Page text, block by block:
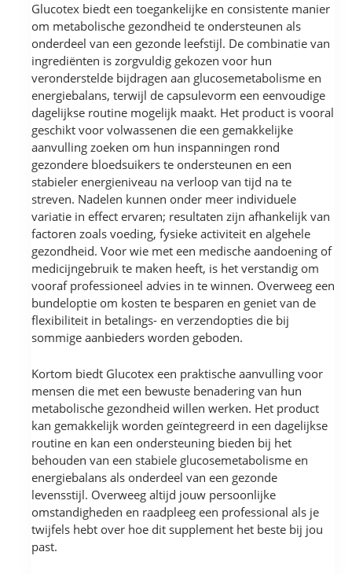
Glucotex biedt een toegankelijke en consistente manier
om metabolische gezondheid te ondersteunen als
onderdeel van een gezonde leefstijl. De combinatie van
ingrediënten is zorgvuldig gekozen voor hun
veronderstelde bijdragen aan glucosemetabolisme en
energiebalans, terwijl de capsulevorm een eenvoudige
dagelijkse routine mogelijk maakt. Het product is vooral
geschikt voor volwassenen die een gemakkelijke
aanvulling zoeken om hun inspanningen rond
gezondere bloedsuikers te ondersteunen en een
stabieler energieniveau na verloop van tijd na te
streven. Nadelen kunnen onder meer individuele
variatie in effect ervaren; resultaten zijn afhankelijk van
factoren zoals voeding, fysieke activiteit en algehele
gezondheid. Voor wie met een medische aandoening of
medicijngebruik te maken heeft, is het verstandig om
vooraf professioneel advies in te winnen. Overweeg een
bundeloptie om kosten te besparen en geniet van de
flexibiliteit in betalings- en verzendopties die bij
sommige aanbieders worden geboden.
Kortom biedt Glucotex een praktische aanvulling voor
mensen die met een bewuste benadering van hun
metabolische gezondheid willen werken. Het product
kan gemakkelijk worden geïntegreerd in een dagelijkse
routine en kan een ondersteuning bieden bij het
behouden van een stabiele glucosemetabolisme en
energiebalans als onderdeel van een gezonde
levensstijl. Overweeg altijd jouw persoonlijke
omstandigheden en raadpleeg een professional als je
twijfels hebt over hoe dit supplement het beste bij jou
past.